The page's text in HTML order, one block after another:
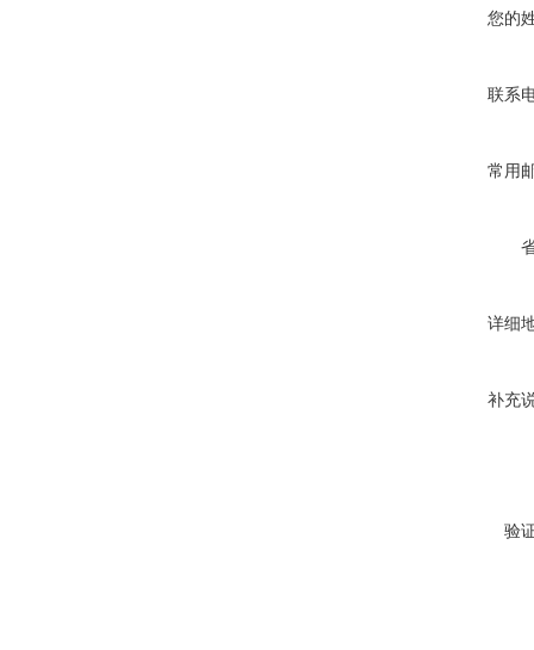
您的
联系
常用
详细
补充
验